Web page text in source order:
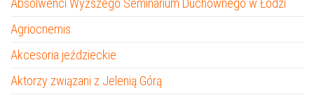
Absolwenci Wyższego Seminarium Duchownego w Łodzi
Agriocnemis
Akcesoria jeździeckie
Aktorzy związani z Jelenią Górą